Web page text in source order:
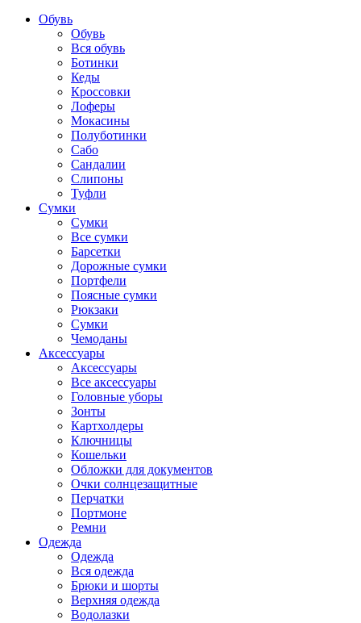
Обувь
Обувь
Вся обувь
Ботинки
Кеды
Кроссовки
Лоферы
Мокасины
Полуботинки
Сабо
Сандалии
Слипоны
Туфли
Сумки
Сумки
Все сумки
Барсетки
Дорожные сумки
Портфели
Поясные сумки
Рюкзаки
Сумки
Чемоданы
Аксессуары
Аксессуары
Все аксессуары
Головные уборы
Зонты
Картхолдеры
Ключницы
Кошельки
Обложки для документов
Очки солнцезащитные
Перчатки
Портмоне
Ремни
Одежда
Одежда
Вся одежда
Брюки и шорты
Верхняя одежда
Водолазки